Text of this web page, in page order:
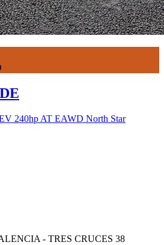
240hp AT EAWD North Star
- TRES CRUCES 38